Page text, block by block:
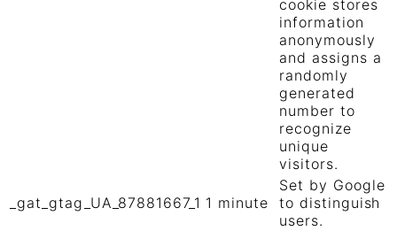
cookie stores
information
anonymously
and assigns a
randomly
generated
number to
recognize
unique
visitors.
_gat_gtag_UA_87881667_1 1 minute
Set by Google
to distinguish
users.